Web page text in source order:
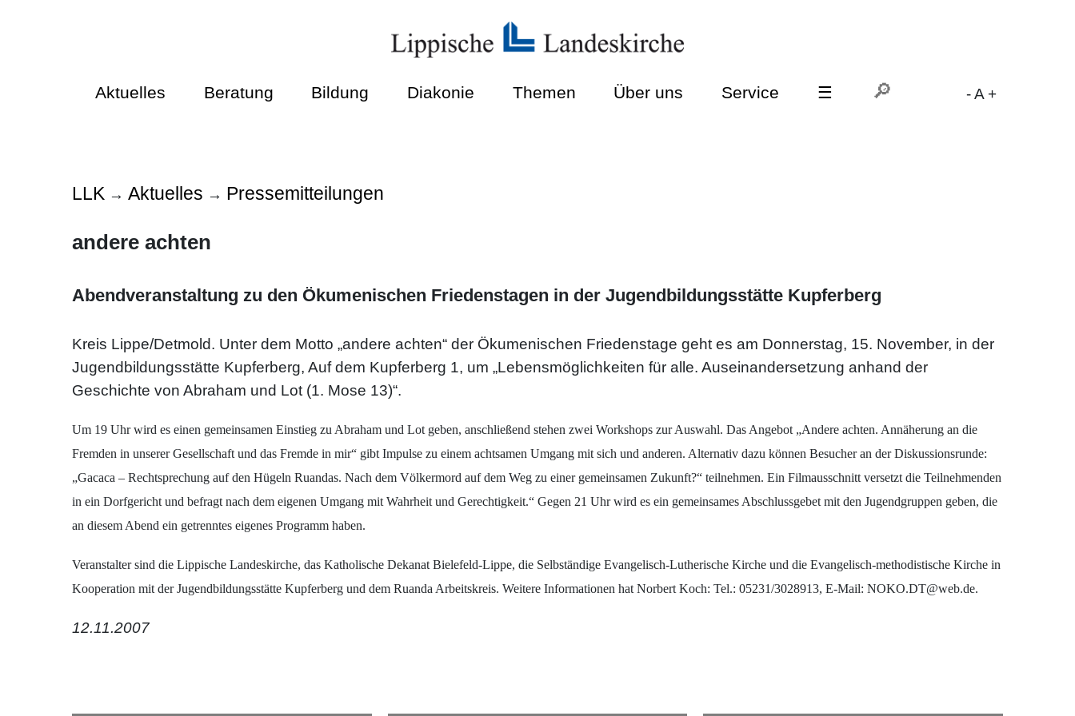
Aktuelles Beratung Bildung Diakonie Themen Über uns Service ☰ - A +
LLK →Aktuelles → Pressemitteilungen
andere achten
Abendveranstaltung zu den Ökumenischen Friedenstagen in der Jugendbildungsstätte Kupferberg
Kreis Lippe/Detmold. Unter dem Motto „andere achten“ der Ökumenischen Friedenstage geht es am Donnerstag, 15. November, in der
Jugendbildungsstätte Kupferberg, Auf dem Kupferberg 1, um „Lebensmöglichkeiten für alle. Auseinandersetzung anhand der
Geschichte von Abraham und Lot (1. Mose 13)“.
Um 19 Uhr wird es einen gemeinsamen Einstieg zu Abraham und Lot geben, anschließend stehen zwei Workshops zur Auswahl. Das Angebot „Andere achten. Annäherung an die
Fremden in unserer Gesellschaft und das Fremde in mir“ gibt Impulse zu einem achtsamen Umgang mit sich und anderen. Alternativ dazu können Besucher an der Diskussionsrunde:
„Gacaca – Rechtsprechung auf den Hügeln Ruandas. Nach dem Völkermord auf dem Weg zu einer gemeinsamen Zukunft?“ teilnehmen. Ein Filmausschnitt versetzt die Teilnehmenden
in ein Dorfgericht und befragt nach dem eigenen Umgang mit Wahrheit und Gerechtigkeit.“ Gegen 21 Uhr wird es ein gemeinsames Abschlussgebet mit den Jugendgruppen geben, die
an diesem Abend ein getrenntes eigenes Programm haben.
Veranstalter sind die Lippische Landeskirche, das Katholische Dekanat Bielefeld-Lippe, die Selbständige Evangelisch-Lutherische Kirche und die Evangelisch-methodistische Kirche in
Kooperation mit der Jugendbildungsstätte Kupferberg und dem Ruanda Arbeitskreis. Weitere Informationen hat Norbert Koch: Tel.: 05231/3028913, E-Mail: NOKO.DT@web.de.
12.11.2007